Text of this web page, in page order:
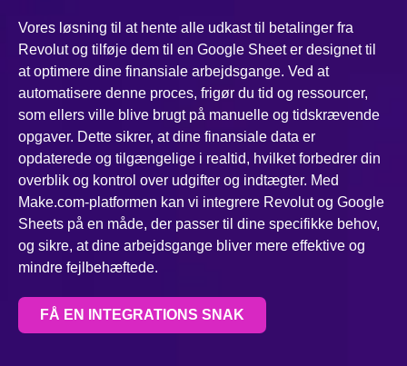
Vores løsning til at hente alle udkast til betalinger fra
Revolut og tilføje dem til en Google Sheet er designet til
at optimere dine finansiale arbejdsgange. Ved at
automatisere denne proces, frigør du tid og ressourcer,
som ellers ville blive brugt på manuelle og tidskrævende
opgaver. Dette sikrer, at dine finansiale data er
opdaterede og tilgængelige i realtid, hvilket forbedrer din
overblik og kontrol over udgifter og indtægter. Med
Make.com-platformen kan vi integrere Revolut og Google
Sheets på en måde, der passer til dine specifikke behov,
og sikre, at dine arbejdsgange bliver mere effektive og
mindre fejlbehæftede.
FÅ EN INTEGRATIONS SNAK